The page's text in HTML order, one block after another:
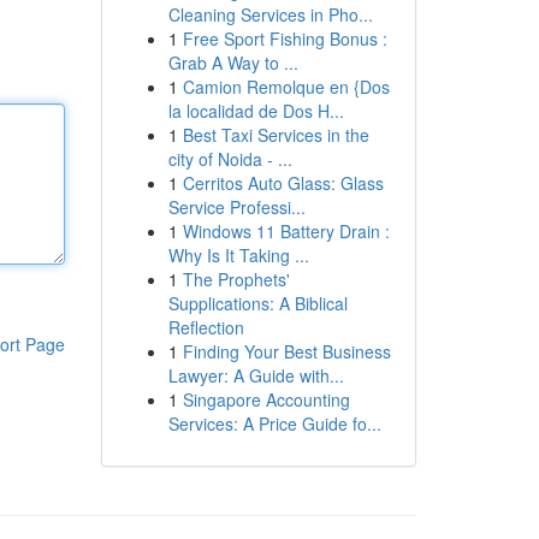
Page
Cleaning Services in Pho...
1 Free Sport Fishing Bonus :
Grab A Way to ...
1 Camion Remolque en {Dos
la localidad de Dos H...
1 Best Taxi Services in the
city of Noida - ...
1 Cerritos Auto Glass: Glass
Service Professi...
1 Windows 11 Battery Drain :
Why Is It Taking ...
1 The Prophets'
Supplications: A Biblical
Reflection
1 Finding Your Best Business
Lawyer: A Guide with...
1 Singapore Accounting
Services: A Price Guide fo...